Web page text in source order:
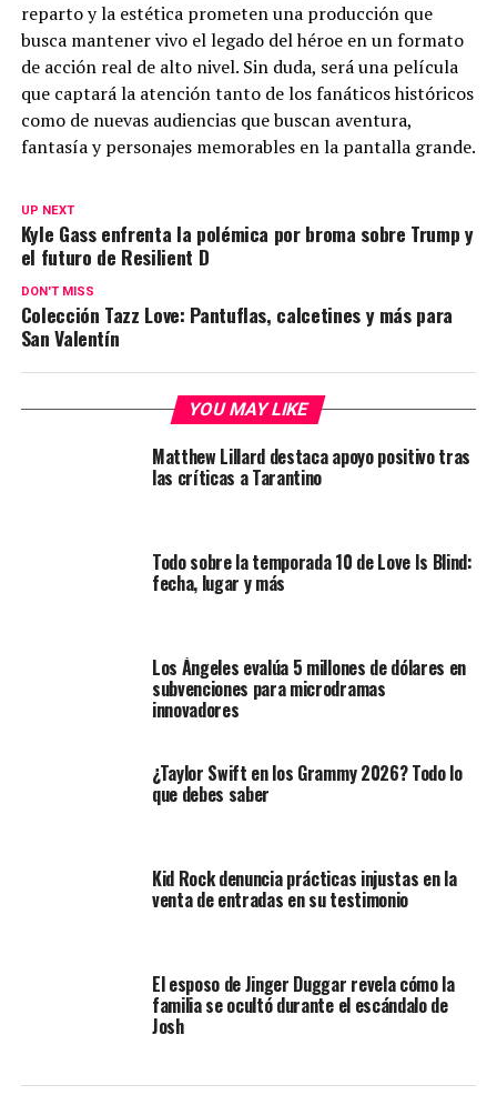
reparto y la estética prometen una producción que
busca mantener vivo el legado del héroe en un formato
de acción real de alto nivel. Sin duda, será una película
que captará la atención tanto de los fanáticos históricos
como de nuevas audiencias que buscan aventura,
fantasía y personajes memorables en la pantalla grande.
UP NEXT
Kyle Gass enfrenta la polémica por broma sobre Trump y
el futuro de Resilient D
DON'T MISS
Colección Tazz Love: Pantuflas, calcetines y más para
San Valentín
YOU MAY LIKE
Matthew Lillard destaca apoyo positivo tras
las críticas a Tarantino
Todo sobre la temporada 10 de Love Is Blind:
fecha, lugar y más
Los Ángeles evalúa 5 millones de dólares en
subvenciones para microdramas
innovadores
¿Taylor Swift en los Grammy 2026? Todo lo
que debes saber
Kid Rock denuncia prácticas injustas en la
venta de entradas en su testimonio
El esposo de Jinger Duggar revela cómo la
familia se ocultó durante el escándalo de
Josh